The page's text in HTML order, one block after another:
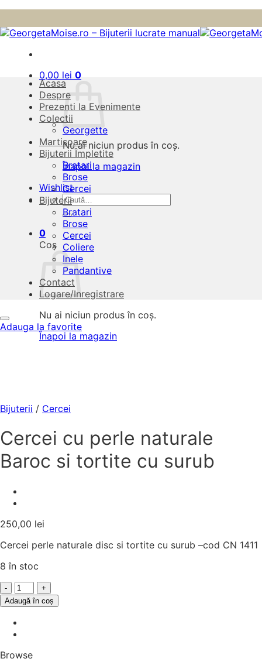
to
content
0,00 lei 0
Nu ai niciun produs în coș.
Înapoi la magazin
Wishlist
Caută
după:
0
Coș
Nu ai niciun produs în coș.
Înapoi la magazin
Acasa
Despre
Prezenti la Evenimente
Colectii
Georgette
Martisoare
Bijuterii Împletite
Bratari
Brose
Cercei
Bijuterii
Bratari
Brose
Cercei
Coliere
Inele
Pandantive
Contact
Logare/Inregistrare
Adauga la favorite
Bijuterii / Cercei
Cercei cu perle naturale
Baroc si tortite cu surub
250,00 lei
Cercei perle naturale disc si tortite cu surub –cod CN 1411
8 în stoc
Cantitate
Cercei
cu
perle
naturale
si
Adaugă în coș
Browse